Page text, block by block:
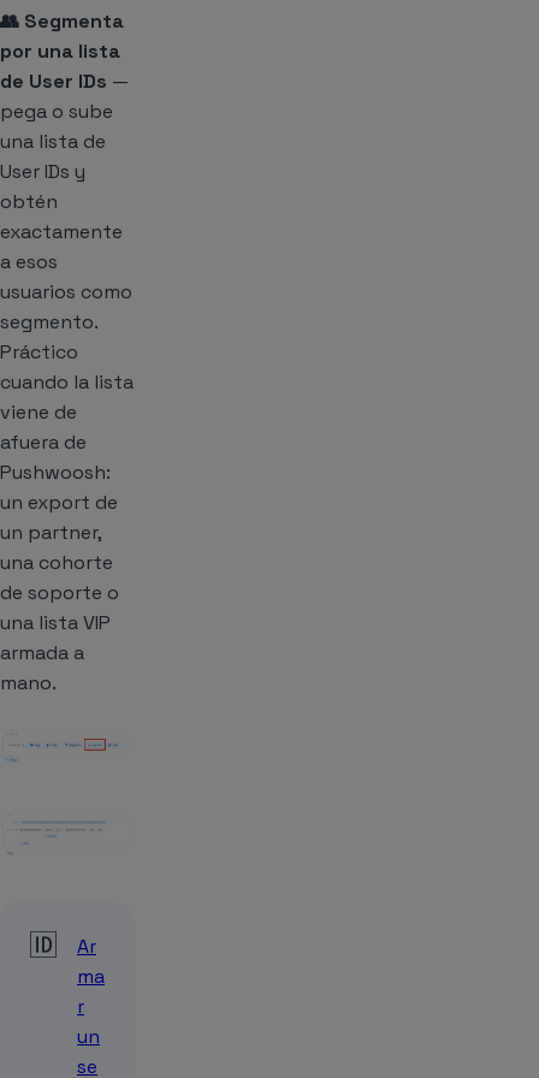
👥 Segmenta
por una lista
de User IDs —
pega o sube
una lista de
User IDs y
obtén
exactamente
a esos
usuarios como
segmento.
Práctico
cuando la lista
viene de
afuera de
Pushwoosh:
un export de
un partner,
una cohorte
de soporte o
una lista VIP
armada a
mano.
🆔
Ar
ma
r
un
se